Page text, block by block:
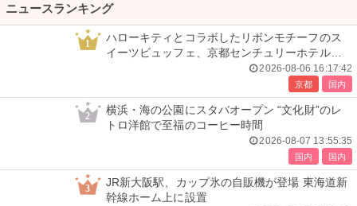
ニュースランキング
1
ハローキティとコラボしたリボンモチーフのス
イーツビュッフェ、京都センチュリーホテルで
2026-08-06 16:17:42
京都 国内
2
横浜・海の公園にスタバオープン “文化財”のレ
トロ洋館で至福のコーヒー時間
2026-08-07 13:55:35
国内 国内
3
JR新大阪駅、カップ氷の自販機が登場 東海道新
幹線ホーム上に設置